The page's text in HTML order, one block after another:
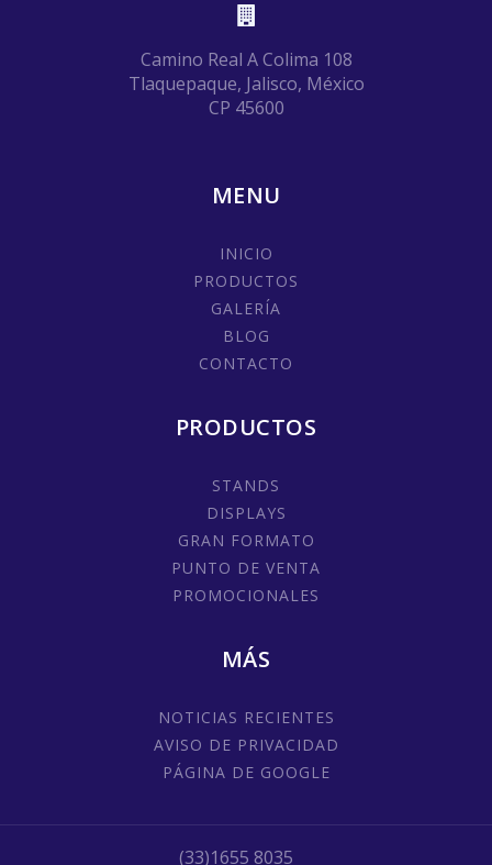
Camino Real A Colima 108
Tlaquepaque, Jalisco, México
CP 45600
MENU
INICIO
PRODUCTOS
GALERÍA
BLOG
CONTACTO
PRODUCTOS
STANDS
DISPLAYS
GRAN FORMATO
PUNTO DE VENTA
PROMOCIONALES
MÁS
NOTICIAS RECIENTES
AVISO DE PRIVACIDAD
PÁGINA DE GOOGLE
(33)1655 8035